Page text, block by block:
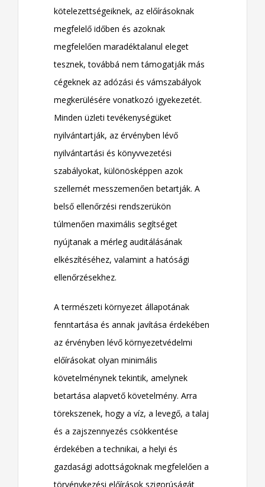
kötelezettségeiknek, az előírásoknak
megfelelő időben és azoknak
megfelelően maradéktalanul eleget
tesznek, továbbá nem támogatják más
cégeknek az adózási és vámszabályok
megkerülésére vonatkozó igyekezetét.
Minden üzleti tevékenységüket
nyilvántartják, az érvényben lévő
nyilvántartási és könyvvezetési
szabályokat, különösképpen azok
szellemét messzemenően betartják. A
belső ellenőrzési rendszerükön
túlmenően maximális segítséget
nyújtanak a mérleg auditálásának
elkészítéséhez, valamint a hatósági
ellenőrzésekhez.
A természeti környezet állapotának
fenntartása és annak javítása érdekében
az érvényben lévő környezetvédelmi
előírásokat olyan minimális
követelménynek tekintik, amelynek
betartása alapvető követelmény. Arra
törekszenek, hogy a víz, a levegő, a talaj
és a zajszennyezés csökkentése
érdekében a technikai, a helyi és
gazdasági adottságoknak megfelelően a
törvénykezési előírások szigorúságát